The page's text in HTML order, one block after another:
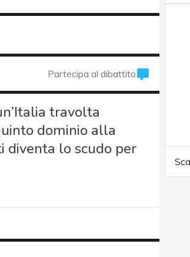
Partecipa al dibattito
travolta
dominio alla
lo scudo per